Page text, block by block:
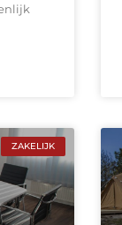
ZAKELIJK